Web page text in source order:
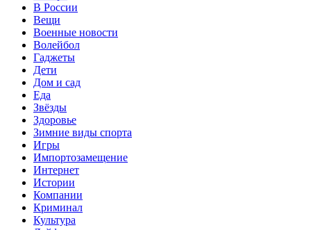
В России
Вещи
Военные новости
Волейбол
Гаджеты
Дети
Дом и сад
Еда
Звёзды
Здоровье
Зимние виды спорта
Игры
Импортозамещение
Интернет
Истории
Компании
Криминал
Культура